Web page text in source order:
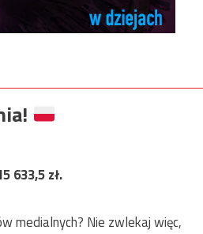
633,5zł.
medialnych? Nie zwlekaj więc,